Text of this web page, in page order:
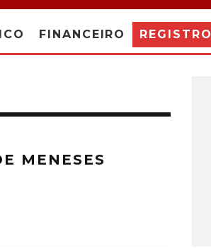
FINANCEIRO REGISTRO
MENESES